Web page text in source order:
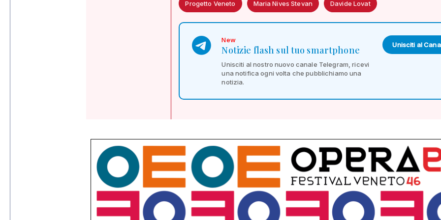
Progetto Veneto Maria Nives Stevan Davide Lovat
New
Notizie flash sul tuo smartphone
Unisciti al nostro nuovo canale Telegram, ricevi
una notifica ogni volta che pubblichiamo una
notizia.
Unisciti al